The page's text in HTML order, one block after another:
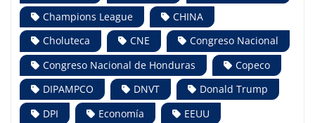
Champions League
CHINA
Choluteca
CNE
Congreso Nacional
Congreso Nacional de Honduras
Copeco
DIPAMPCO
DNVT
Donald Trump
DPI
Economía
EEUU